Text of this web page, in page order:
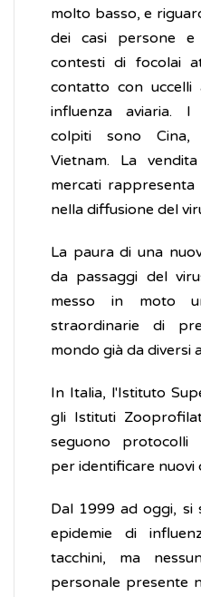
molto basso, e
dei casi persone
contesti di focolai
contatto con
influenza aviaria. I
colpiti sono Cina,
Vietnam. La
mercati
nella diffusione del
La paura di una
da passaggi del
messo in moto
straordinarie di
mondo già da diversi
In Italia, l'Istituto
gli Istituti
seguono protocolli
per identificare nuovi
Dal 1999 ad oggi, si
epidemie di
tacchini, ma
personale presente